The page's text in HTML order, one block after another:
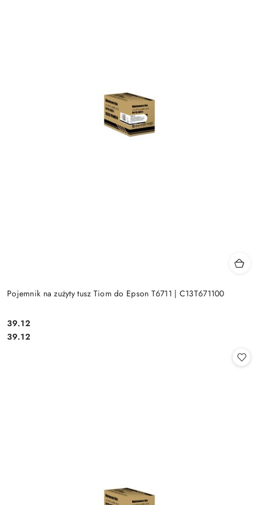
Pojemnik na zużyty tusz Tiom do Epson T6711 | C13T671100
Cena:
39.12
Cena:
39.12